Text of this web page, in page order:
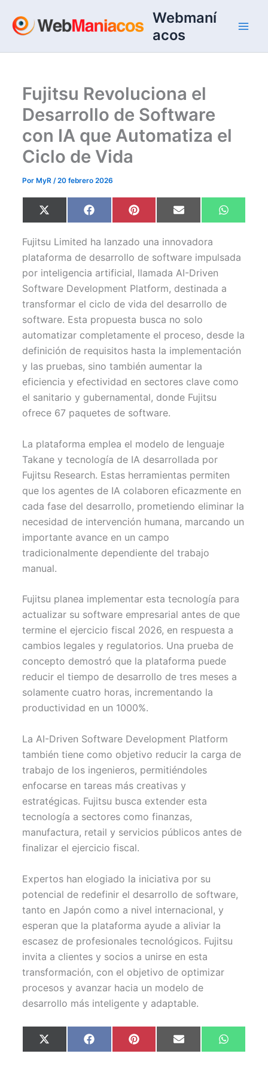
contenido
Webmaní
acos
Fujitsu Revoluciona el
Desarrollo de Software
con IA que Automatiza el
Ciclo de Vida
Por MyR/20 febrero 2026
Compartir
en
X
(
w
i
t
t
e
)
Compartir
en
F
a
e
b
o
o
k
Compartir
en
P
i
t
e
r
e
s
Compartir
en
E
m
i
l
en
W
h
A
p
Fujitsu Limited ha lanzado una innovadora
plataforma de desarrollo de software impulsada
por inteligencia artificial, llamada AI-Driven
Software Development Platform, destinada a
transformar el ciclo de vida del desarrollo de
software. Esta propuesta busca no solo
automatizar completamente el proceso, desde la
definición de requisitos hasta la implementación
y las pruebas, sino también aumentar la
eficiencia y efectividad en sectores clave como
el sanitario y gubernamental, donde Fujitsu
ofrece 67 paquetes de software.
La plataforma emplea el modelo de lenguaje
Takane y tecnología de IA desarrollada por
Fujitsu Research. Estas herramientas permiten
que los agentes de IA colaboren eficazmente en
cada fase del desarrollo, prometiendo eliminar la
necesidad de intervención humana, marcando un
importante avance en un campo
tradicionalmente dependiente del trabajo
manual.
Fujitsu planea implementar esta tecnología para
actualizar su software empresarial antes de que
termine el ejercicio fiscal 2026, en respuesta a
cambios legales y regulatorios. Una prueba de
concepto demostró que la plataforma puede
reducir el tiempo de desarrollo de tres meses a
solamente cuatro horas, incrementando la
productividad en un 1000%.
La AI-Driven Software Development Platform
también tiene como objetivo reducir la carga de
trabajo de los ingenieros, permitiéndoles
enfocarse en tareas más creativas y
estratégicas. Fujitsu busca extender esta
tecnología a sectores como finanzas,
manufactura, retail y servicios públicos antes de
finalizar el ejercicio fiscal.
Expertos han elogiado la iniciativa por su
potencial de redefinir el desarrollo de software,
tanto en Japón como a nivel internacional, y
esperan que la plataforma ayude a aliviar la
escasez de profesionales tecnológicos. Fujitsu
invita a clientes y socios a unirse en esta
transformación, con el objetivo de optimizar
procesos y avanzar hacia un modelo de
desarrollo más inteligente y adaptable.
Compartir
en
X
(
Compartir
en
F
a
Compartir
en
P
i
Compartir
en
E
m en
W
h